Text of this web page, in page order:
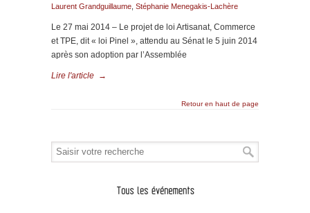
Laurent Grandguillaume Stéphanie Menegakis-Lachère
Le 27 mai 2014 – Le projet de loi Artisanat, Commerce
et TPE, dit « loi Pinel », attendu au Sénat le 5 juin 2014
après son adoption par l’Assemblée
Lire l'article →
Retour en haut de page